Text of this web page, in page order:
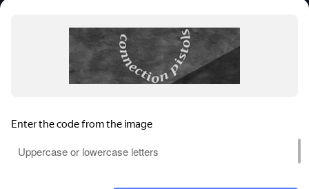
Автомобили в продаже